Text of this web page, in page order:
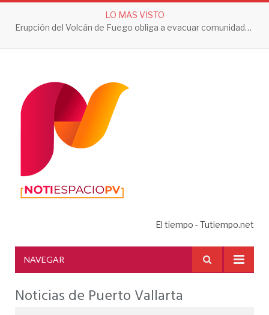
LO MAS VISTO
Erupción del Volcán de Fuego obliga a evacuar comunidades y mantiene en alerta a Guatemala
El tiempo - Tutiempo.net
NAVEGAR
Noticias de Puerto Vallarta